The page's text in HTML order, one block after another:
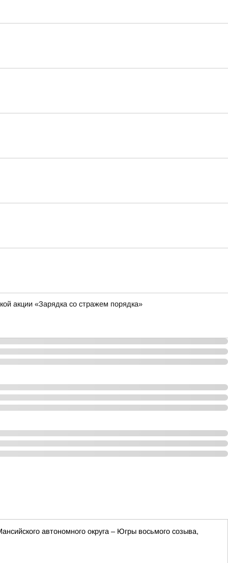
акции «Зарядка со стражем порядка»
автономного округа – Югры восьмого созыва,